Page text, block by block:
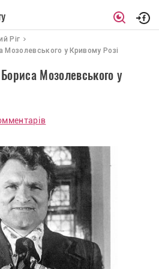
Ріг
Мозолевського у Кривому Розі
Мозолевського у